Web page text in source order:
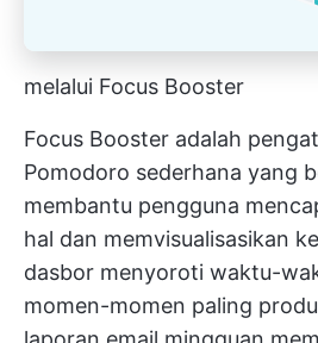
melalui Focus Booster
Focus Booster adalah
Pomodoro sederhana yang
membantu pengguna
hal dan memvisualisasikan
dasbor menyoroti waktu-
momen-momen paling